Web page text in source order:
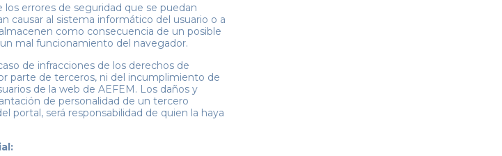
los errores de seguridad que se puedan
causar al sistema informático del usuario o a
como consecuencia de un posible
mal funcionamiento del navegador.
de infracciones de los derechos de
parte de terceros, ni del incumplimiento de
de la web de AEFEM. Los daños y
de personalidad de un tercero
portal, será responsabilidad de quien la haya